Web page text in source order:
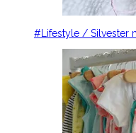
#Lifestyle / Silvester